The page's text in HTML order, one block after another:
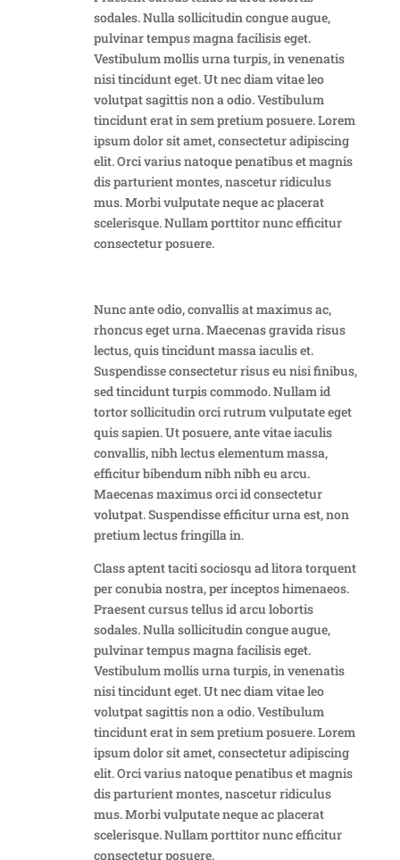
sodales. Nulla sollicitudin congue augue,
pulvinar tempus magna facilisis eget.
Vestibulum mollis urna turpis, in venenatis
nisi tincidunt eget. Ut nec diam vitae leo
volutpat sagittis non a odio. Vestibulum
tincidunt erat in sem pretium posuere. Lorem
ipsum dolor sit amet, consectetur adipiscing
elit. Orci varius natoque penatibus et magnis
dis parturient montes, nascetur ridiculus
mus. Morbi vulputate neque ac placerat
scelerisque. Nullam porttitor nunc efficitur
consectetur posuere.
Nunc ante odio, convallis at maximus ac,
rhoncus eget urna. Maecenas gravida risus
lectus, quis tincidunt massa iaculis et.
Suspendisse consectetur risus eu nisi finibus,
sed tincidunt turpis commodo. Nullam id
tortor sollicitudin orci rutrum vulputate eget
quis sapien. Ut posuere, ante vitae iaculis
convallis, nibh lectus elementum massa,
efficitur bibendum nibh nibh eu arcu.
Maecenas maximus orci id consectetur
volutpat. Suspendisse efficitur urna est, non
pretium lectus fringilla in.
Class aptent taciti sociosqu ad litora torquent
per conubia nostra, per inceptos himenaeos.
Praesent cursus tellus id arcu lobortis
sodales. Nulla sollicitudin congue augue,
pulvinar tempus magna facilisis eget.
Vestibulum mollis urna turpis, in venenatis
nisi tincidunt eget. Ut nec diam vitae leo
volutpat sagittis non a odio. Vestibulum
tincidunt erat in sem pretium posuere. Lorem
ipsum dolor sit amet, consectetur adipiscing
elit. Orci varius natoque penatibus et magnis
dis parturient montes, nascetur ridiculus
mus. Morbi vulputate neque ac placerat
scelerisque. Nullam porttitor nunc efficitur
consectetur posuere.